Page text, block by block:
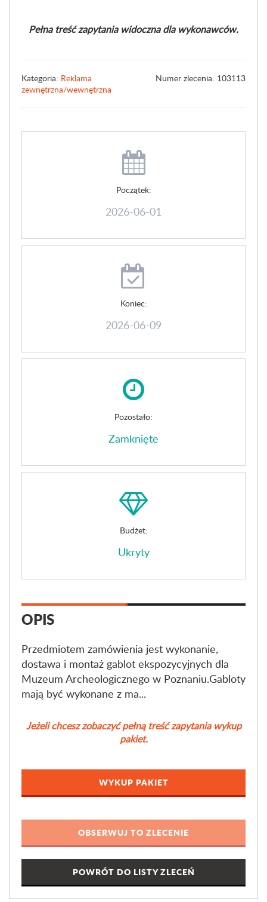
Pełna treść zapytania widoczna dla wykonawców.
Kategoria: Reklama
zewnętrzna/wewnętrzna
Numer zlecenia: 103113
Początek:
2026-06-01
Koniec:
2026-06-09
Pozostało:
Zamknięte
Budżet:
Ukryty
OPIS
Przedmiotem zamówienia jest wykonanie,
dostawa i montaż gablot ekspozycyjnych dla
Muzeum Archeologicznego w Poznaniu.Gabloty
mają być wykonane z ma...
Jeżeli chcesz zobaczyć pełną treść zapytania wykup
pakiet.
WYKUP PAKIET
POWRÓT DO LISTY ZLECEŃ